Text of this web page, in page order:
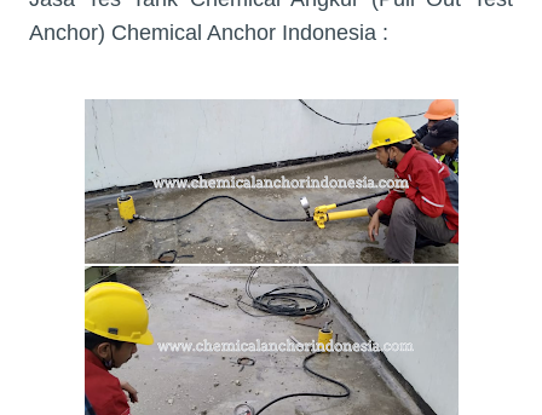
Anchor) Chemical Anchor Indonesia :